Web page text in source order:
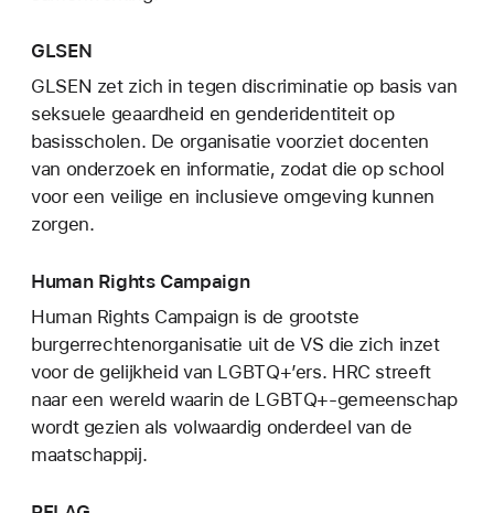
GLSEN
GLSEN zet zich in tegen discriminatie op basis van
seksuele geaardheid en genderidentiteit op
basisscholen. De organisatie voorziet docenten
van onderzoek en informatie, zodat die op school
voor een veilige en inclusieve omgeving kunnen
zorgen.
Human Rights Campaign
Human Rights Campaign is de grootste
burgerrechtenorganisatie uit de VS die zich inzet
voor de gelijkheid van LGBTQ+’ers. HRC streeft
naar een wereld waarin de LGBTQ+-gemeenschap
wordt gezien als volwaardig onderdeel van de
maatschappij.